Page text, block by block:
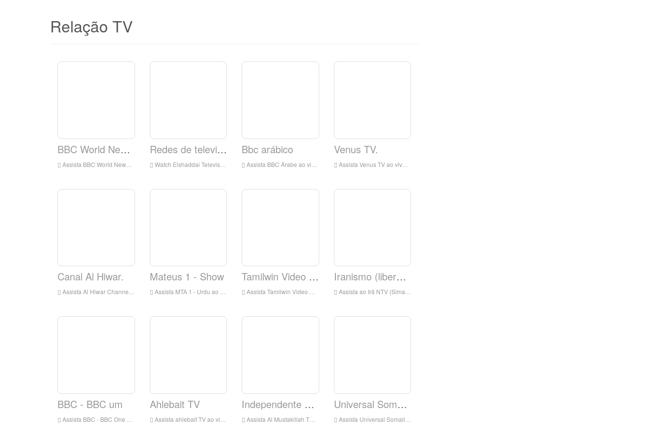
Relação TV
BBC World News TV
Assista BBC World News TV ao vivo on-line, BBC Notícias TV HD Streaming ao vivo, BBC World News TV Watch TV ao vivo da Inglaterra
Redes de televisão Elshaddai.
Watch Elshaddai Television Rede ao vivo on-line, Elshaddai Network de televisão HD Live Streaming, Elshaddai Network de televisão Assista ao vivo TV da Inglaterra
Bbc arábico
Assista BBC Árabe ao vivo on-line, BBC HD Live Streaming, BBC Arabic Watch Live TV da Inglaterra
Venus TV.
Assista Venus TV ao vivo on-line, Venus TV HD Live Streaming, Venus TV Watch TV ao vivo da Inglaterra
Canal Al Hiwar.
Assista Al Hiwar Channel ao vivo on-line, Al Hiwar Channel HD Live Streaming, Al Hiwar Channel Watch TV ao vivo da Inglaterra
Mateus 1 - Show
Assista MTA 1 - Urdu ao vivo on-line, MTA 1 - Urdu HD Live Streaming, MTA 1 - Urdu Assista TV ao vivo da Inglaterra
Tamilwin Video News.
Assista Tamilwin Video News ao vivo on-line, Tamilwin Video News HD Streaming ao vivo, Tamilwin Video News Assista ao vivo TV da Inglaterra
Iranismo (liberdade de tempo)
Assista ao Irã NTV (Simay Azadi) ao vivo on-line, Iranntv (Simay Azadi) HD Live Streaming, Iranntv (Simay Azadi) Assista ao vivo TV da Inglaterra
BBC - BBC um
Assista BBC - BBC One Live Online, BBC - BBC One HD Live Streaming, BBC - BBC One Watch TV ao vivo da Inglaterra
Ahlebait TV
Assista ahlebait TV ao vivo on-line, Ahlebait TV HD Live Streaming, Ahlebait TV Watch Live TV da Inglaterra
Independente separado
Assista Al Mustakillah TV ao vivo Online, Al Mustakillah TV HD Live Streaming, Al Mustakillah TV Watch Live TV da Inglaterra
Universal Somali TV
Assista Universal Somali TV ao vivo on-line, Universal Somália TV HD Live Streaming, Universal Somali TV Watch TV ao vivo da Inglaterra